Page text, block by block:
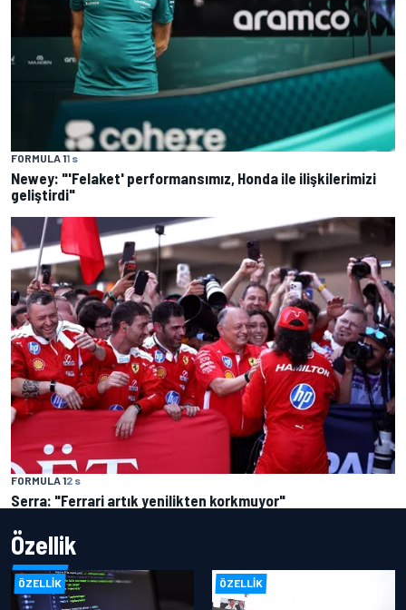
FORMULA 11 s
Newey: "'Felaket' performansımız, Honda ile ilişkilerimizi
geliştirdi"
FORMULA 12 s
Serra: "Ferrari artık yenilikten korkmuyor"
Özellik
ÖZELLIK ÖZELLIK